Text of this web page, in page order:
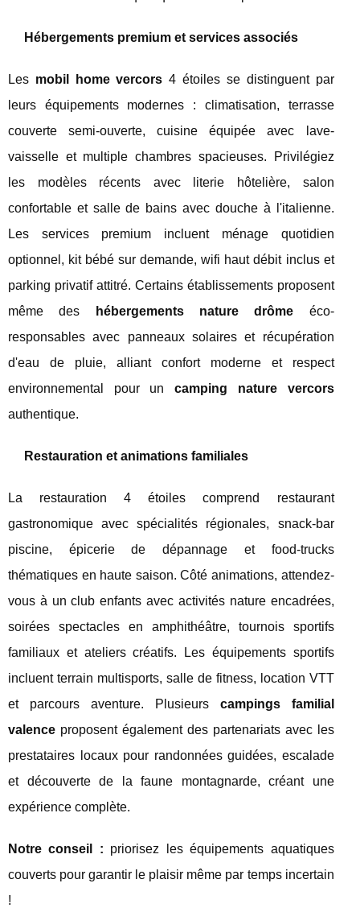
Hébergements premium et services associés
Les mobil home vercors 4 étoiles se distinguent par
leurs équipements modernes : climatisation, terrasse
couverte semi-ouverte, cuisine équipée avec lave-
vaisselle et multiple chambres spacieuses. Privilégiez
les modèles récents avec literie hôtelière, salon
confortable et salle de bains avec douche à l'italienne.
Les services premium incluent ménage quotidien
optionnel, kit bébé sur demande, wifi haut débit inclus et
parking privatif attitré. Certains établissements proposent
même des
hébergements nature drôme éco-
responsables avec panneaux solaires et récupération
d'eau de pluie, alliant confort moderne et respect
environnemental pour uncamping nature vercors
authentique.
Restauration et animations familiales
La restauration 4 étoiles comprend restaurant
gastronomique avec spécialités régionales, snack-bar
piscine, épicerie de dépannage et food-trucks
thématiques en haute saison. Côté animations, attendez-
vous à un club enfants avec activités nature encadrées,
soirées spectacles en amphithéâtre, tournois sportifs
familiaux et ateliers créatifs. Les équipements sportifs
incluent terrain multisports, salle de fitness, location VTT
et parcours aventure. Plusieurs campings familial
valence proposent également des partenariats avec les
prestataires locaux pour randonnées guidées, escalade
et découverte de la faune montagnarde, créant une
expérience complète.
Notre conseil : priorisez les équipements aquatiques
couverts pour garantir le plaisir même par temps incertain
!